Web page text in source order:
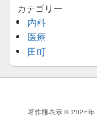
カテゴリー
内科
医療
田町
著作権表示 © 2026年